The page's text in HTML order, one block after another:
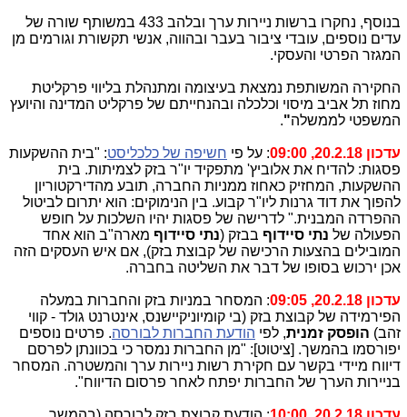
בנוסף, נחקרו ברשות ניירות ערך ובלהב 433 במשותף שורה של
עדים נוספים, עובדי ציבור בעבר ובהווה, אנשי תקשורת וגורמים מן
המגזר הפרטי והעסקי.
החקירה המשותפת נמצאת בעיצומה ומתנהלת בליווי פרקליטת
מחוז תל אביב מיסוי וכלכלה ובהנחייתם של פרקליט המדינה והיועץ
המשפטי לממשלה"
.
עדכון 20.2.18, 09:00 : על פי חשיפה של כלכליסט: "בית ההשקעות
פסגות: להדיח את אלוביץ' מתפקיד יו"ר בזק לצמיתות. בית
ההשקעות, המחזיק כאחוז ממניות החברה, תובע מהדירקטוריון
להפוך את דוד גרנות ליו"ר קבוע. בין הנימוקים: הוא יתרום לביטול
ההפרדה המבנית." לדרישה של פסגות יהיו השלכות על חופש
הפעולה של נתי סיידוף בבזק (נתי סיידוף מארה"ב הוא אחד
המובילים בהצעות הרכישה של קבוצת בזק), אם איש העסקים הזה
אכן ירכוש בסופו של דבר את השליטה בחברה.
עדכון 20.2.18, 09:05
: המסחר במניות בזק והחברות במעלה
הפירמידה של קבוצת בזק (בי קומיוניקיישנס, אינטרנט גולד - קווי
זהב) הופסק זמנית, לפי הודעת החברות לבורסה. פרטים נוספים
יפורסמו בהמשך. [ציטוט]: "מן החברות נמסר כי בכוונתן לפרסם
דיווח מיידי בקשר עם חקירת רשות ניירות ערך והמשטרה. המסחר
בניירות הערך של החברות יפתח לאחר פרסום הדיווח".